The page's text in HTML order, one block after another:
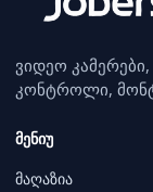
ვიდეო
კონტროლი,
მენიუ
მაღაზია